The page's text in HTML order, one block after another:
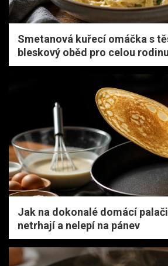
Smetanová kuřecí omáčka s
bleskový oběd pro celou rodinu
Jak na dokonalé domácí
netrhají a nelepí na pánev